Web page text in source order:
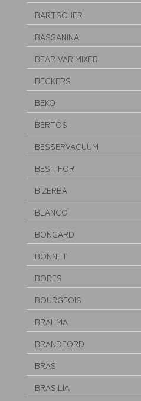
BARTSCHER
BASSANINA
BEAR VARIMIXER
BECKERS
BEKO
BERTOS
BESSERVACUUM
BEST FOR
BIZERBA
BLANCO
BONGARD
BONNET
BORES
BOURGEOIS
BRAHMA
BRANDFORD
BRAS
BRASILIA